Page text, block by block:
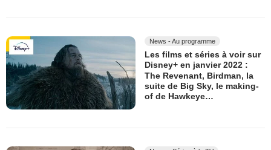
News - Au programme
Les films et séries à voir sur
Disney+ en janvier 2022 :
The Revenant, Birdman, la
suite de Big Sky, le making-
of de Hawkeye…